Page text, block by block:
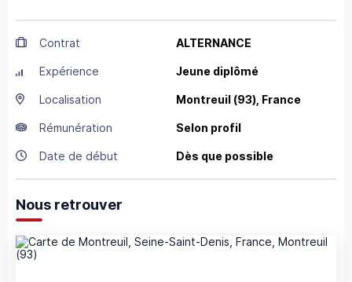
Contrat ALTERNANCE
Expérience Jeune diplômé
Localisation Montreuil (93), France
Rémunération Selon profil
Date de début Dès que possible
Nous retrouver